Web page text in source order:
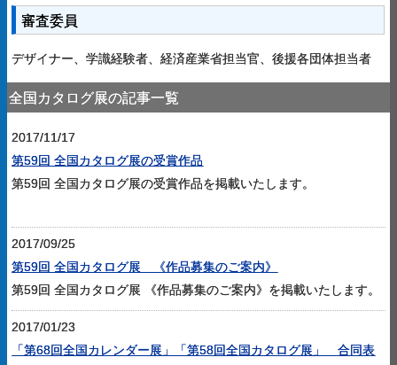
審査委員
デザイナー、学識経験者、経済産業省担当官、後援各団体担当者
全国カタログ展の記事一覧
2017/11/17
第59回 全国カタログ展の受賞作品
第59回 全国カタログ展の受賞作品を掲載いたします。
2017/09/25
第59回 全国カタログ展 《作品募集のご案内》
第59回 全国カタログ展 《作品募集のご案内》を掲載いたします。
2017/01/23
「第68回全国カレンダー展」「第58回全国カタログ展」 合同表